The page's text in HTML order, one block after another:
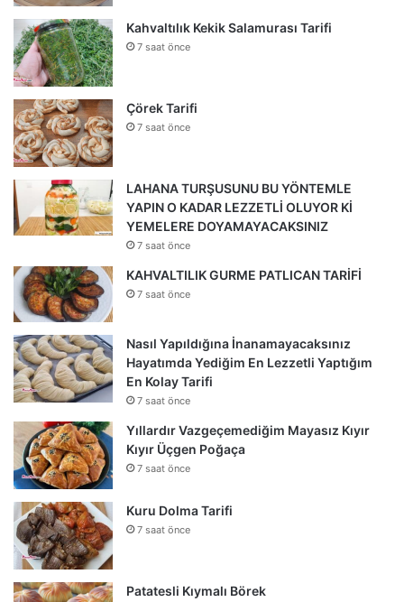
Kahvaltılık Kekik Salamurası Tarifi
7 saat önce
Çörek Tarifi
7 saat önce
LAHANA TURŞUSUNU BU YÖNTEMLE
YAPIN O KADAR LEZZETLİ OLUYOR Kİ
YEMELERE DOYAMAYACAKSINIZ
7 saat önce
KAHVALTILIK GURME PATLICAN TARİFİ
7 saat önce
Nasıl Yapıldığına İnanamayacaksınız
Hayatımda Yediğim En Lezzetli Yaptığım
En Kolay Tarifi
7 saat önce
Yıllardır Vazgeçemediğim Mayasız Kıyır
Kıyır Üçgen Poğaça
7 saat önce
Kuru Dolma Tarifi
7 saat önce
Patatesli Kıymalı Börek